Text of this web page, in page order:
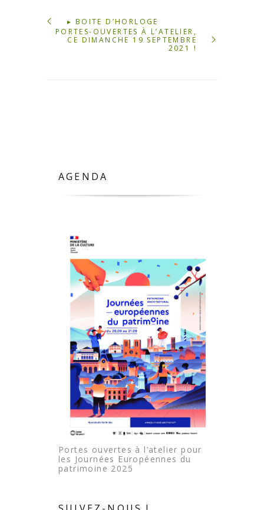
▸ BOITE D’HORLOGE
PORTES-OUVERTES À L’ATELIER,
CE DIMANCHE 19 SEPTEMBRE
2021 !
AGENDA
Portes ouvertes à l’atelier pour
les Journées Européennes du
patrimoine 2025